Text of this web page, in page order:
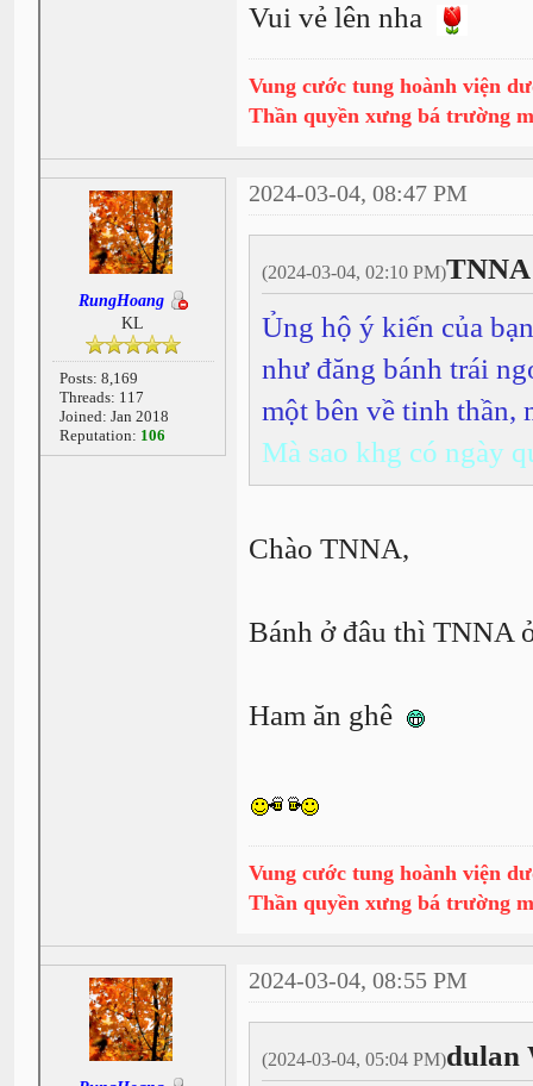
Vui vẻ lên nha
Vung cước tung hoành viện
Thần quyền xưng bá trường
RungHoang
KL
Posts: 8,169
Threads: 117
Joined: Jan 2018
Reputation: 106
2024-03-04, 08:47 PM
(2024-03-04, 02:10 PM)
Ủng hộ ý kiến của
như đăng bánh trái
một bên về tinh thần,
Mà sao khg có ngày
Chào TNNA,
Bánh ở đâu thì TNNA
Ham ăn ghê
Vung cước tung hoành viện
Thần quyền xưng bá trường
2024-03-04, 08:55 PM
(2024-03-04, 05:04 PM)dulan